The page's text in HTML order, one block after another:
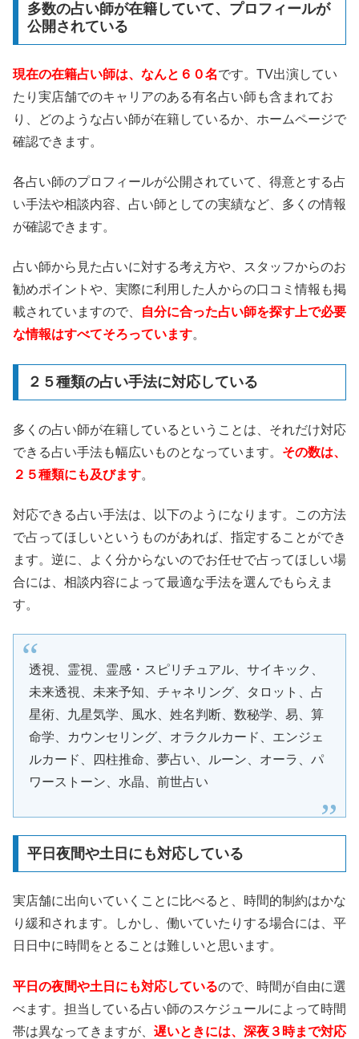
多数の占い師が在籍していて、プロフィールが
公開されている
現在の在籍占い師は、なんと６０名です。TV出演してい
たり実店舗でのキャリアのある有名占い師も含まれてお
り、どのような占い師が在籍しているか、ホームページで
確認できます。
各占い師のプロフィールが公開されていて、得意とする占
い手法や相談内容、占い師としての実績など、多くの情報
が確認できます。
占い師から見た占いに対する考え方や、スタッフからのお
勧めポイントや、実際に利用した人からの口コミ情報も掲
載されていますので、
自分に合った占い師を探す上で必要
な情報はすべてそろっています。
２５種類の占い手法に対応している
多くの占い師が在籍しているということは、それだけ対応
できる占い手法も幅広いものとなっています。 その数は、
２５種類にも及びます。
対応できる占い手法は、以下のようになります。この方法
で占ってほしいというものがあれば、指定することができ
ます。逆に、よく分からないのでお任せで占ってほしい場
合には、相談内容によって最適な手法を選んでもらえま
す。
透視、霊視、霊感・スピリチュアル、サイキック、
未来透視、未来予知、チャネリング、タロット、占
星術、九星気学、風水、姓名判断、数秘学、易、算
命学、カウンセリング、オラクルカード、エンジェ
ルカード、四柱推命、夢占い、ルーン、オーラ、パ
ワーストーン、水晶、前世占い
平日夜間や土日にも対応している
実店舗に出向いていくことに比べると、時間的制約はかな
り緩和されます。しかし、働いていたりする場合には、平
日日中に時間をとることは難しいと思います。
平日の夜間や土日にも対応しているので、時間が自由に選
べます。担当している占い師のスケジュールによって時間
帯は異なってきますが、 遅いときには、深夜３時まで対応